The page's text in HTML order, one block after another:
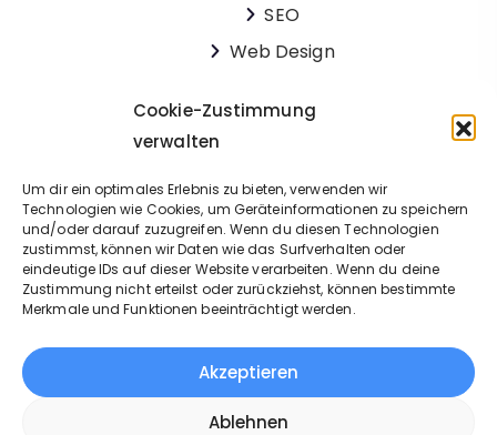
Cookie-Zustimmung
verwalten
Um dir ein optimales Erlebnis zu bieten, verwenden wir
Technologien wie Cookies, um Geräteinformationen zu speichern
und/oder darauf zuzugreifen. Wenn du diesen Technologien
zustimmst, können wir Daten wie das Surfverhalten oder
eindeutige IDs auf dieser Website verarbeiten. Wenn du deine
Zustimmung nicht erteilst oder zurückziehst, können bestimmte
Merkmale und Funktionen beeinträchtigt werden.
Akzeptieren
Ablehnen
SEO
Web Design
Copyright © 2026. All rights reserved.